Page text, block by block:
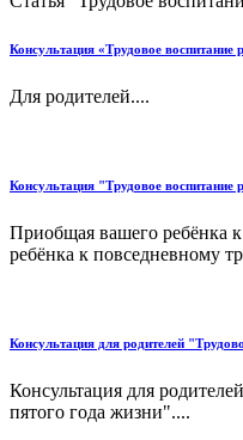
Консультация «Трудовое воспитание
Для родителей....
Консультация "Трудовое воспитание
Приобщая вашего ребёнка
ребёнка к повседневному
Консультация для родителей
Консультация для
пятого года жизни"....